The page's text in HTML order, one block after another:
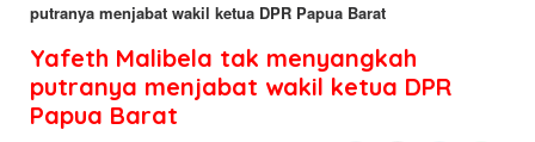
putranya menjabat wakil ketua DPR Papua Barat
Yafeth Malibela tak menyangkah
putranya menjabat wakil ketua DPR
Papua Barat